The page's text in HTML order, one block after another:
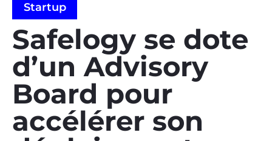
Startup
Safelogy se dote
d’un Advisory
Board pour
accélérer son